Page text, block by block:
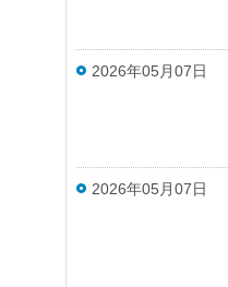
2026年05月07日
2026年05月07日